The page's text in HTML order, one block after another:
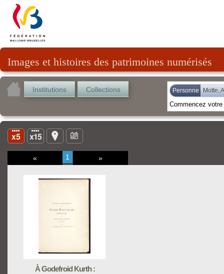
Images et histoires des patrimoines numérisés
Institutions Collections Personne Motte,
« 1 »
À Godefroid Kurth :